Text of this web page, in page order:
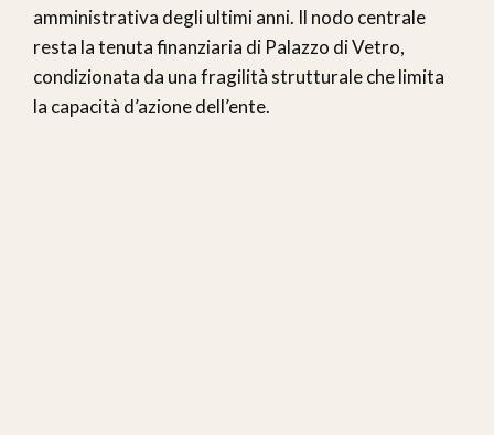
amministrativa degli ultimi anni. Il nodo centrale
resta la tenuta finanziaria di Palazzo di Vetro,
condizionata da una fragilità strutturale che limita
la capacità d’azione dell’ente.